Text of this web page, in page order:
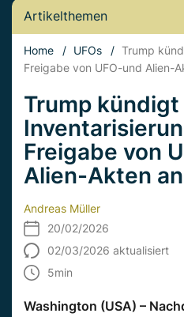
Artikelthemen
Home / UFOs / Trump
Freigabe von UFO-und Alien-
Trump kündigt
Freigabe von
Alien-Akten an
Andreas Müller
20/02/2026
02/03/2026 aktualisiert
5min
Washington (USA) –